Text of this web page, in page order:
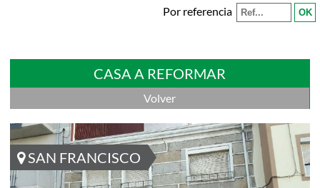
Por referencia
CASA A REFORMAR
Volver
SAN FRANCISCO